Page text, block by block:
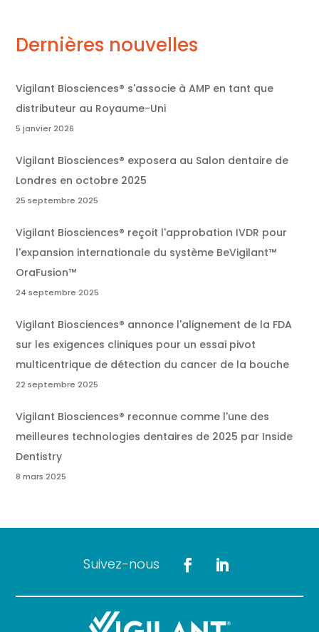
Dernières nouvelles
Vigilant Biosciences® s'associe à AMP en tant que
distributeur au Royaume-Uni
5 janvier 2026
Vigilant Biosciences® exposera au Salon dentaire de
Londres en octobre 2025
25 septembre 2025
Vigilant Biosciences® reçoit l'approbation IVDR pour
l'expansion internationale du système BeVigilant™
OraFusion™
24 septembre 2025
Vigilant Biosciences® annonce l'alignement de la FDA
sur les exigences cliniques pour un essai pivot
multicentrique de détection du cancer de la bouche
22 septembre 2025
Vigilant Biosciences® reconnue comme l'une des
meilleures technologies dentaires de 2025 par Inside
Dentistry
8 mars 2025
Suivez-nous